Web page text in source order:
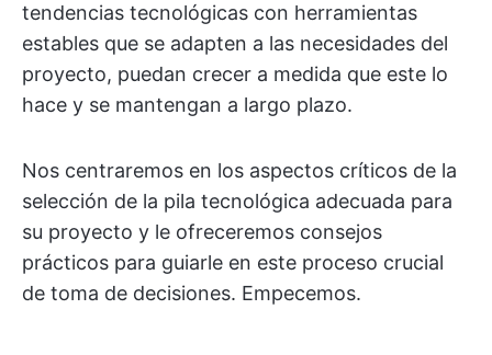
tendencias tecnológicas con herramientas
estables que se adapten a las necesidades del
proyecto, puedan crecer a medida que este lo
hace y se mantengan a largo plazo.
Nos centraremos en los aspectos críticos de la
selección de la pila tecnológica adecuada para
su proyecto y le ofreceremos consejos
prácticos para guiarle en este proceso crucial
de toma de decisiones. Empecemos.